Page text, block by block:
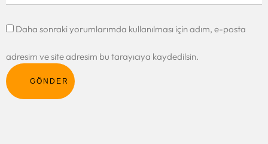
Daha sonraki yorumlarımda kullanılması için adım, e-posta
adresim ve site adresim bu tarayıcıya kaydedilsin.
GÖNDER